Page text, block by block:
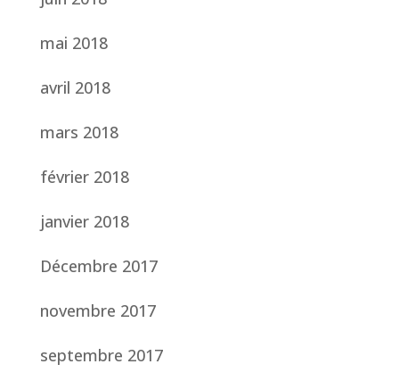
mai 2018
avril 2018
mars 2018
février 2018
janvier 2018
Décembre 2017
novembre 2017
septembre 2017